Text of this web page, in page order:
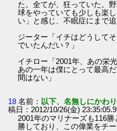
た。全てが、狂っていた。
球をやっていても少しも楽
い」と感じ、不眠症にまで
ジーター「イチはどうして
でいたんだい？」
イチロー「2001年、あの栄
あの一年は僕にとって最高
間はない」
18 名前： 以下、名無しにかわ
稿日：2012/10/26(金)
2001年のマリナーズも116
勝しており、この偉業をチ